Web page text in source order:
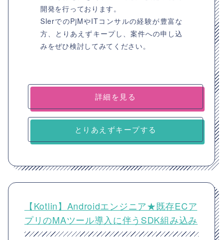
開発を行っております。
SIerでのPjMやITコンサルの経験が豊富な
方、とりあえずキープし、案件への申し込
みをぜひ検討してみてください。
詳細を見る
とりあえずキープする
【Kotlin】Androidエンジニア★既存ECア
プリのMAツール導入に伴うSDK組み込み